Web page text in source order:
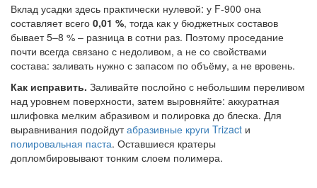
Вклад усадки здесь практически нулевой: у F-900 она
составляет всего 0,01 %, тогда как у бюджетных составов
бывает 5–8 % – разница в сотни раз. Поэтому проседание
почти всегда связано с недоливом, а не со свойствами
состава: заливать нужно с запасом по объёму, а не вровень.
Как исправить. Заливайте послойно с небольшим переливом
над уровнем поверхности, затем выровняйте: аккуратная
шлифовка мелким абразивом и полировка до блеска. Для
выравнивания подойдутабразивные круги Trizact и
полировальная паста. Оставшиеся кратеры
допломбировывают тонким слоем полимера.